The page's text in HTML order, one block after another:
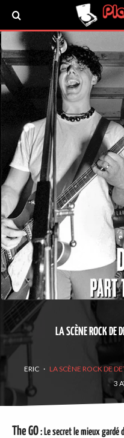
LA SCÈNE ROCK
ERIC · LA SCÈNE ROCK DE
3
The GO: Le secret le mieux gardé